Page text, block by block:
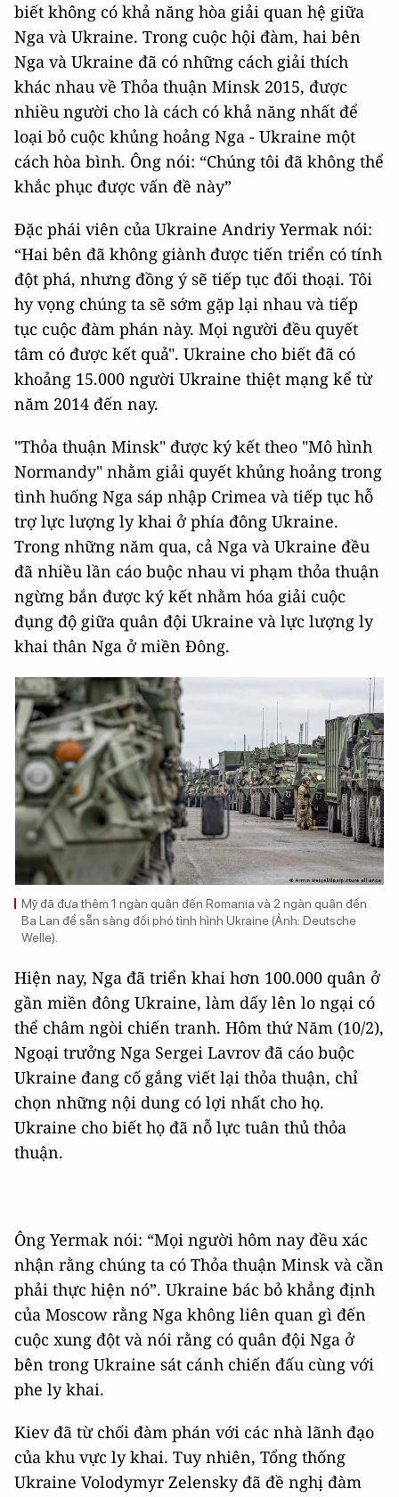
biết không có khả năng hòa giải quan hệ giữa
Nga và Ukraine. Trong cuộc hội đàm, hai bên
Nga và Ukraine đã có những cách giải thích
khác nhau về Thỏa thuận Minsk 2015, được
nhiều người cho là cách có khả năng nhất để
loại bỏ cuộc khủng hoảng Nga - Ukraine một
cách hòa bình. Ông nói: “Chúng tôi đã không thể
khắc phục được vấn đề này”
Đặc phái viên của Ukraine Andriy Yermak nói:
“Hai bên đã không giành được tiến triển có tính
đột phá, nhưng đồng ý sẽ tiếp tục đối thoại. Tôi
hy vọng chúng ta sẽ sớm gặp lại nhau và tiếp
tục cuộc đàm phán này. Mọi người đều quyết
tâm có được kết quả". Ukraine cho biết đã có
khoảng 15.000 người Ukraine thiệt mạng kể từ
năm 2014 đến nay.
"Thỏa thuận Minsk" được ký kết theo "Mô hình
Normandy" nhằm giải quyết khủng hoảng trong
tình huống Nga sáp nhập Crimea và tiếp tục hỗ
trợ lực lượng ly khai ở phía đông Ukraine.
Trong những năm qua, cả Nga và Ukraine đều
đã nhiều lần cáo buộc nhau vi phạm thỏa thuận
ngừng bắn được ký kết nhằm hóa giải cuộc
đụng độ giữa quân đội Ukraine và lực lượng ly
khai thân Nga ở miền Đông.
Mỹ đã đưa thêm 1 ngàn quân đến Romania và 2 ngàn quân đến
Ba Lan để sẵn sàng đối phó tình hình Ukraine (Ảnh: Deutsche
Welle).
Hiện nay, Nga đã triển khai hơn 100.000 quân ở
gần miền đông Ukraine, làm dấy lên lo ngại có
thể châm ngòi chiến tranh. Hôm thứ Năm (10/2),
Ngoại trưởng Nga Sergei Lavrov đã cáo buộc
Ukraine đang cố gắng viết lại thỏa thuận, chỉ
chọn những nội dung có lợi nhất cho họ.
Ukraine cho biết họ đã nỗ lực tuân thủ thỏa
thuận.
Ông Yermak nói: “Mọi người hôm nay đều xác
nhận rằng chúng ta có Thỏa thuận Minsk và cần
phải thực hiện nó”. Ukraine bác bỏ khẳng định
của Moscow rằng Nga không liên quan gì đến
cuộc xung đột và nói rằng có quân đội Nga ở
bên trong Ukraine sát cánh chiến đấu cùng với
phe ly khai.
Kiev đã từ chối đàm phán với các nhà lãnh đạo
của khu vực ly khai. Tuy nhiên, Tổng thống
Ukraine Volodymyr Zelensky đã đề nghị đàm